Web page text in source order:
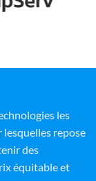
les
lesquelles repose
des
équitable et